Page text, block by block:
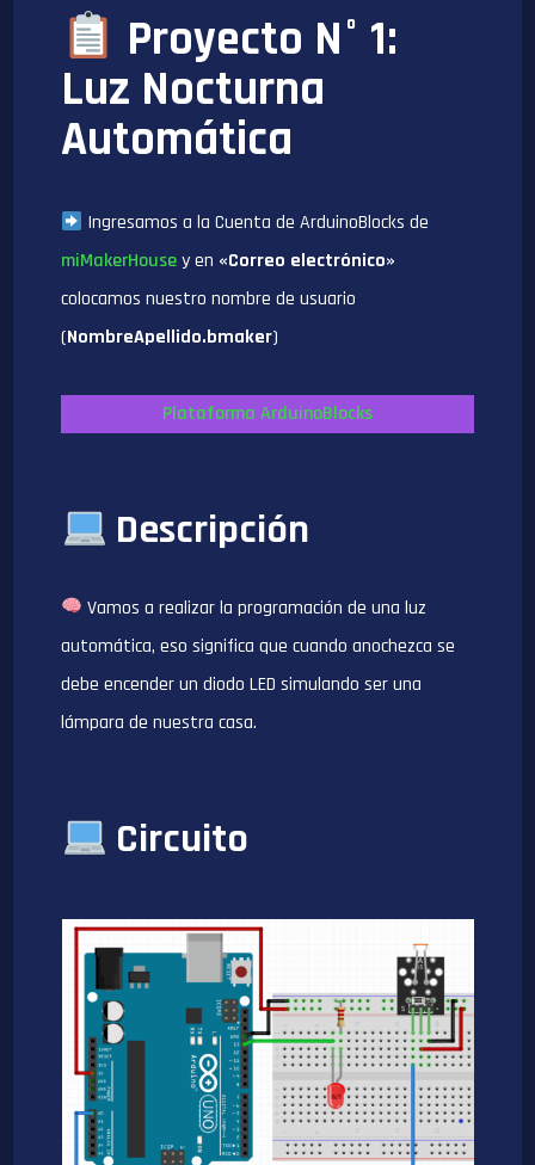
Proyecto N° 1:
Luz Nocturna
Automática
Ingresamos a la Cuenta de ArduinoBlocks de
miMakerHousey en «Correo electrónico»
colocamos nuestro nombre de usuario
(NombreApellido.bmaker)
Plataforma ArduinoBlocks
Descripción
Vamos a realizar la programación de una luz
automática, eso significa que cuando anochezca se
debe encender un diodo LED simulando ser una
lámpara de nuestra casa.
Circuito